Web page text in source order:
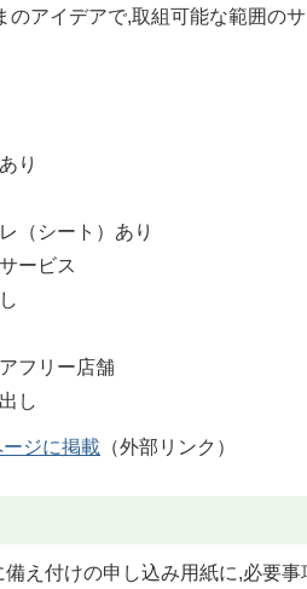
のアイデアで,取組可能な範囲の
り
（シート）あり
ービス
フリー店舗
し
ジに掲載 （外部リンク）
え付けの申し込み用紙に,必要事